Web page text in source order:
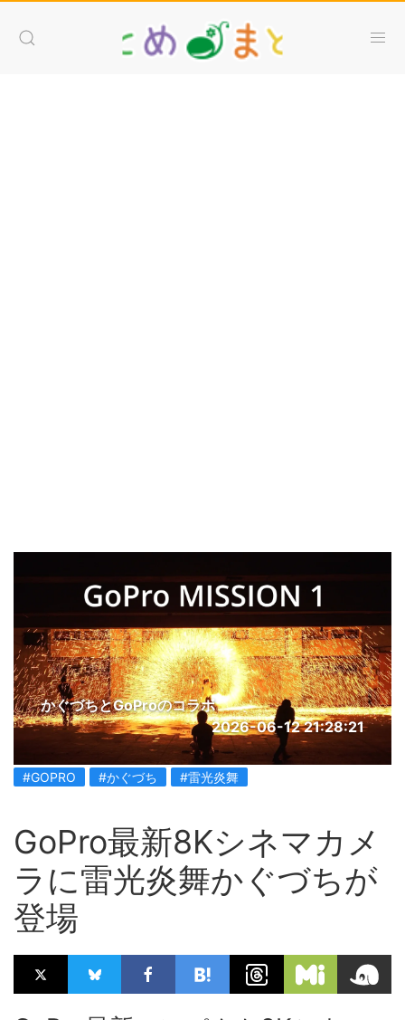
かぐづちとGoProのコラボ
2026-06-12 21:28:21
#GOPRO #かぐづち #雷光炎舞
GoPro最新8Kシネマカメ
ラに雷光炎舞かぐづちが
登場